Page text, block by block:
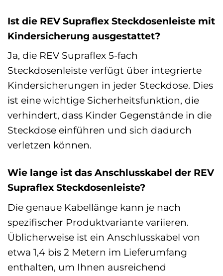
Ist die REV Supraflex Steckdosenleiste mit
Kindersicherung ausgestattet?
Ja, die REV Supraflex 5-fach
Steckdosenleiste verfügt über integrierte
Kindersicherungen in jeder Steckdose. Dies
ist eine wichtige Sicherheitsfunktion, die
verhindert, dass Kinder Gegenstände in die
Steckdose einführen und sich dadurch
verletzen können.
Wie lange ist das Anschlusskabel der REV
Supraflex Steckdosenleiste?
Die genaue Kabellänge kann je nach
spezifischer Produktvariante variieren.
Üblicherweise ist ein Anschlusskabel von
etwa 1,4 bis 2 Metern im Lieferumfang
enthalten, um Ihnen ausreichend